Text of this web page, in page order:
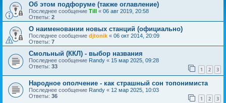
Об этом подфоруме (также оглавление)
Последнее сообщение Till « 06 авг 2019, 20:58
Ответы: 2
О наименовании новых станций (официально)
Последнее сообщение djtonik « 06 окт 2014, 20:09
Ответы: 7
Смольный (ККЛ) - выбор названия
Последнее сообщение Randy « 15 мар 2025, 09:28
Ответы: 33 1 2 3
Народное ополчение - как страшный сон топонимиста
Последнее сообщение Randy « 12 мар 2025, 10:03
Ответы: 36 1 2 3